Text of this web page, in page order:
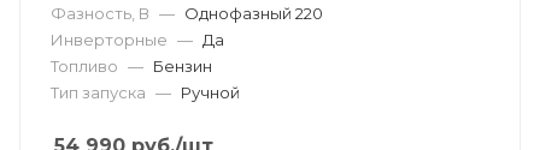
Фазность, В — Однофазный 220
Инверторные — Да
Топливо — Бензин
Тип запуска — Ручной